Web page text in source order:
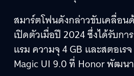
สมาร์ตโฟนดังกล่าวขับเคลื่อน
เปิดตัวเมื่อปี 2024 ซึ่งได้รับก
แรม ความจุ 4 GB และสตอเ
Magic UI 9.0 ที่ Honor พัฒนา